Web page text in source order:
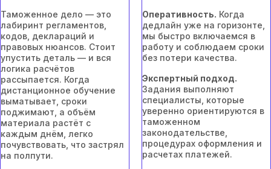
Таможенное дело — это
лабиринт регламентов,
кодов, деклараций и
правовых нюансов. Стоит
упустить деталь — и вся
логика расчётов
рассыпается. Когда
дистанционное обучение
выматывает, сроки
поджимают, а объём
материала растёт с
каждым днём, легко
почувствовать, что застрял
на полпути.
Оперативность. Когда
дедлайн уже на горизонте,
мы быстро включаемся в
работу и соблюдаем сроки
без потери качества.
Экспертный подход.
Задания выполняют
специалисты, которые
уверенно ориентируются в
таможенном
законодательстве,
процедурах оформления и
расчетах платежей.